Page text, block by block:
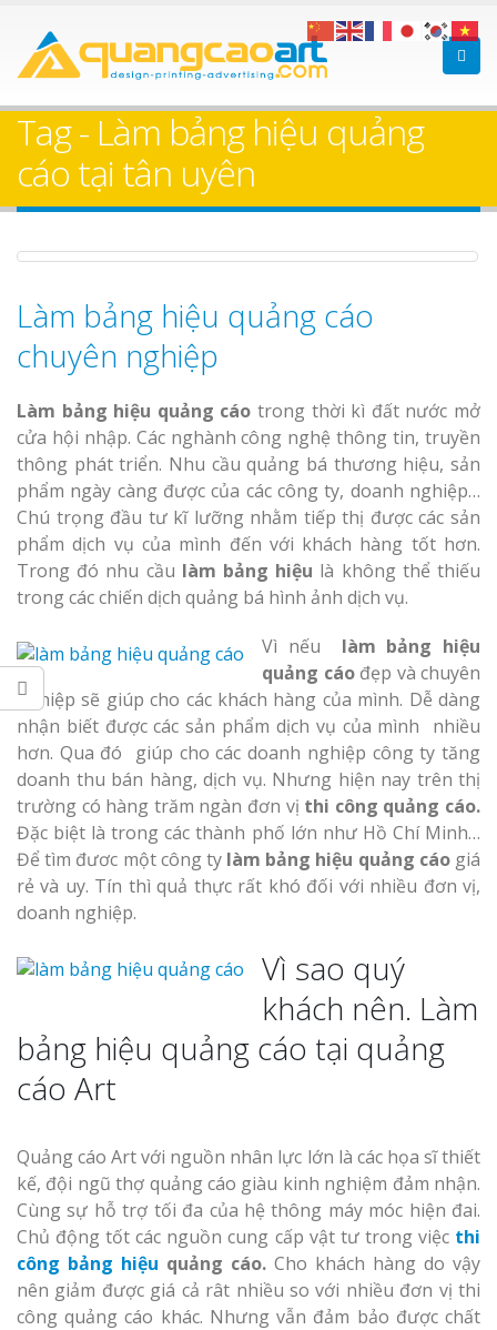
Tag - Làm bảng hiệu quảng
cáo tại tân uyên
Làm bảng hiệu quảng cáo
chuyên nghiệp
Làm bảng hiệu quảng cáo trong thời kì đất nước mở
cửa hội nhập. Các nghành công nghệ thông tin, truyền
thông phát triển. Nhu cầu quảng bá thương hiệu, sản
phẩm ngày càng được của các công ty, doanh nghiệp…
Chú trọng đầu tư kĩ lưỡng nhằm tiếp thị được các sản
phẩm dịch vụ của mình đến với khách hàng tốt hơn.
Trong đó nhu cầu làm bảng hiệu là không thể thiếu
trong các chiến dịch quảng bá hình ảnh dịch vụ.
Vì nếu làm bảng hiệu
quảng cáođẹp và chuyên
nghiệp sẽ giúp cho các khách hàng của mình. Dễ dàng
nhận biết được các sản phẩm dịch vụ của mình nhiều
hơn. Qua đó giúp cho các doanh nghiệp công ty tăng
doanh thu bán hàng, dịch vụ. Nhưng hiện nay trên thị
trường có hàng trăm ngàn đơn vị thi công quảng cáo.
Đặc biệt là trong các thành phố lớn như Hồ Chí Minh…
Để tìm đươc một công ty làm bảng hiệu quảng cáogiá
rẻ và uy. Tín thì quả thực rất khó đối với nhiều đơn vị,
doanh nghiệp.
Vì sao quý
khách nên. Làm
bảng hiệu quảng cáo tại quảng
cáo Art
Quảng cáo Art với nguồn nhân lực lớn là các họa sĩ thiết
kế, đội ngũ thợ quảng cáo giàu kinh nghiệm đảm nhận.
Cùng sự hỗ trợ tối đa của hệ thông máy móc hiện đai.
Chủ động tốt các nguồn cung cấp vật tư trong việc thi
công bảng hiệu quảng cáo. Cho khách hàng do vậy
nên giảm được giá cả rât nhiều so với nhiều đơn vị thi
công quảng cáo khác. Nhưng vẫn đảm bảo được chất
Làm bảng hiệu gỗ tại
Bảng gỗ treo cửa
Làm bảng hiệu gỗ tại
Biên Hòa
Làm bảng hiệu gỗ tại
Nghệ An
Làm Biển
Làm bảng
Làm biển
Thi công
cáo Thuận
Dương
Làm biển
tóc Thuận An
Thi công
cáo Vinh
Nghệ An giá
Nghệ An Nâng Tầm
Hiệu
Làm Biển
Rẻ Tại Vinh Giải Pháp
Quả